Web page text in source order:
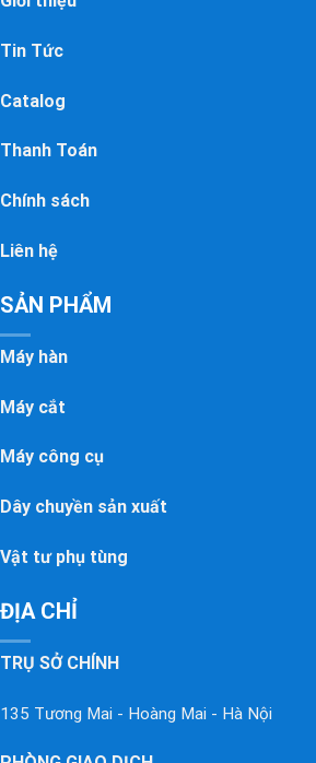
Tin Tức
Catalog
Thanh Toán
Chính sách
Liên hệ
SẢN PHẨM
Máy hàn
Máy cắt
Máy công cụ
Dây chuyền sản xuất
Vật tư phụ tùng
ĐỊA CHỈ
TRỤ SỞ CHÍNH
135 Tương Mai - Hoàng Mai - Hà Nội